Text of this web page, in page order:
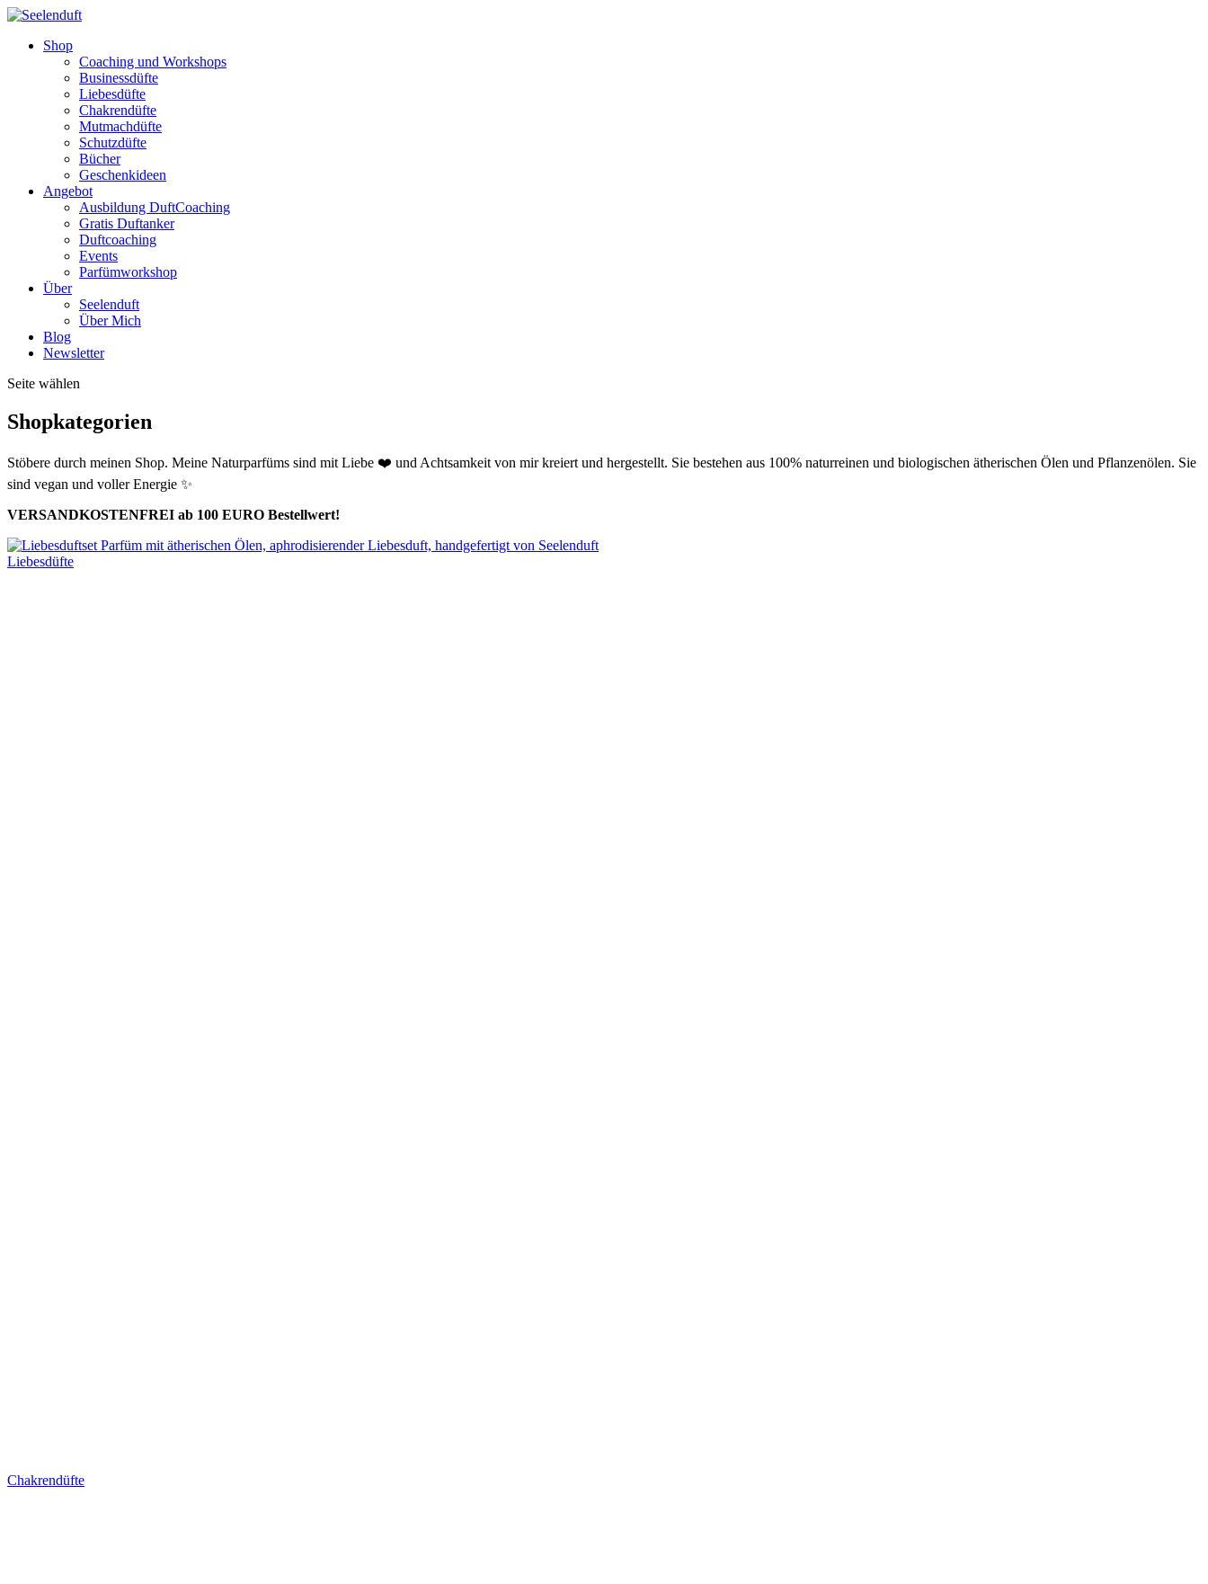
Shop
Coaching und Workshops
Businessdüfte
Liebesdüfte
Chakrendüfte
Mutmachdüfte
Schutzdüfte
Bücher
Geschenkideen
Angebot
Ausbildung DuftCoaching
Gratis Duftanker
Duftcoaching
Events
Parfümworkshop
Über
Seelenduft
Über Mich
Blog
Newsletter
Seite wählen
Shopkategorien
Stöbere durch meinen Shop. Meine Naturparfüms sind mit Liebe ❤️ und Achtsamkeit von mir kreiert und hergestellt. Sie bestehen aus 100% naturreinen und biologischen ätherischen Ölen und Pflanzenölen. Sie
sind vegan und voller Energie ✨
VERSANDKOSTENFREI ab 100 EURO Bestellwert!
Liebesdüfte
Chakrendüfte